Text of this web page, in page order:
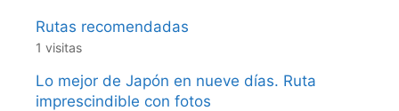
Rutas recomendadas
1 visitas
Lo mejor de Japón en nueve días. Ruta
imprescindible con fotos